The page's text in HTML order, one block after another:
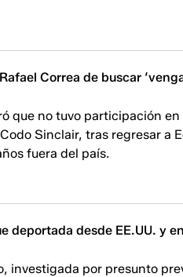
Correa de buscar
que no tuvo participación en
Sinclair, tras regresar a
fuera del país.
deportada desde EE.UU. y
investigada por presunto